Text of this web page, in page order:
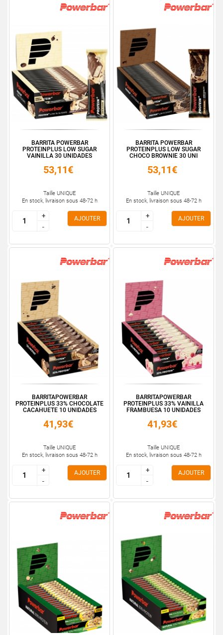
BARRITA POWERBAR
PROTEINPLUS LOW SUGAR
VAINILLA 30 UNIDADES
53,11€
Taille UNIQUE
En stock, livraison sous 48-72 h
+
-
+
-
AJOUTER
BARRITA POWERBAR
PROTEINPLUS LOW SUGAR
CHOCO BROWNIE 30 UNI
53,11€
Taille UNIQUE
En stock, livraison sous 48-72 h
+
-
+
-
AJOUTER
BARRITAPOWERBAR
PROTEINPLUS 33% CHOCOLATE
CACAHUETE 10 UNIDADES
41,93€
Taille UNIQUE
En stock, livraison sous 48-72 h
+
-
+
-
AJOUTER
BARRITAPOWERBAR
PROTEINPLUS 33% VAINILLA
FRAMBUESA 10 UNIDADES
41,93€
Taille UNIQUE
En stock, livraison sous 48-72 h
+
-
+
-
AJOUTER